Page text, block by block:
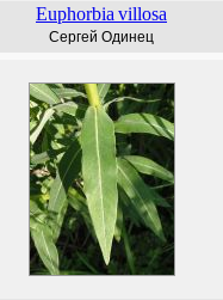
Euphorbia villosa
Сергей Одинец